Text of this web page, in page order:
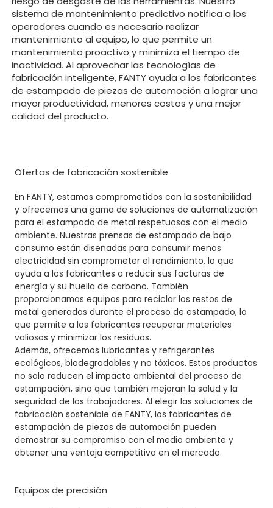
sistema de mantenimiento predictivo notifica a los
operadores cuando es necesario realizar
mantenimiento al equipo, lo que permite un
mantenimiento proactivo y minimiza el tiempo de
inactividad. Al aprovechar las tecnologías de
fabricación inteligente, FANTY ayuda a los fabricantes
de estampado de piezas de automoción a lograr una
mayor productividad, menores costos y una mejor
calidad del producto.
Ofertas de fabricación sostenible
En FANTY, estamos comprometidos con la sostenibilidad
y ofrecemos una gama de soluciones de automatización
para el estampado de metal respetuosas con el medio
ambiente. Nuestras prensas de estampado de bajo
consumo están diseñadas para consumir menos
electricidad sin comprometer el rendimiento, lo que
ayuda a los fabricantes a reducir sus facturas de
energía y su huella de carbono. También
proporcionamos equipos para reciclar los restos de
metal generados durante el proceso de estampado, lo
que permite a los fabricantes recuperar materiales
valiosos y minimizar los residuos.
Además, ofrecemos lubricantes y refrigerantes
ecológicos, biodegradables y no tóxicos. Estos productos
no solo reducen el impacto ambiental del proceso de
estampación, sino que también mejoran la salud y la
seguridad de los trabajadores. Al elegir las soluciones de
fabricación sostenible de FANTY, los fabricantes de
estampación de piezas de automoción pueden
demostrar su compromiso con el medio ambiente y
obtener una ventaja competitiva en el mercado.
Equipos de precisión